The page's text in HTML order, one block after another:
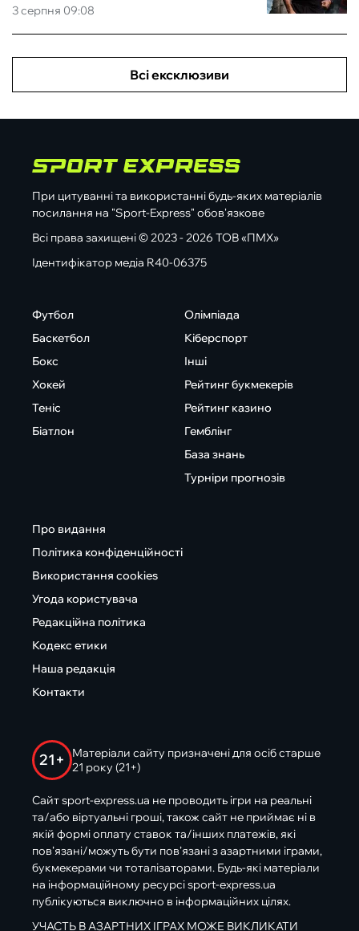
3 серпня 09:08
Всі ексклюзиви
При цитуванні та використанні будь-яких матеріалів
посилання на "Sport-Express" обов'язкове
Всі права захищені © 2023 - 2026 ТОВ «ПМХ»
Ідентифікатор медіа R40-06375
Футбол
Баскетбол
Бокс
Хокей
Теніс
Біатлон
Олімпіада
Кіберспорт
Інші
Рейтинг букмекерів
Рейтинг казино
Гемблінг
База знань
Турніри прогнозів
Про видання
Політика конфіденційності
Використання cookies
Угода користувача
Редакційна політика
Кодекс етики
Наша редакція
Контакти
21+
Матеріали сайту призначені для осіб старше
21 року (21+)
Сайт sport-express.ua не проводить ігри на реальні
та/або віртуальні гроші, також сайт не приймає ні в
якій формі оплату ставок та/інших платежів, які
пов’язані/можуть бути пов’язані з азартними іграми,
букмекерами чи тоталізаторами. Будь-які матеріали
на інформаційному ресурсі sport-express.ua
публікуються виключно в інформаційних цілях.
УЧАСТЬ В АЗАРТНИХ ІГРАХ МОЖЕ ВИКЛИКАТИ